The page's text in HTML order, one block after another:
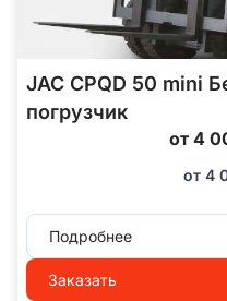
JAC CPQD 50 mini
погрузчик
от 4
от 4
Подробнее
Заказать